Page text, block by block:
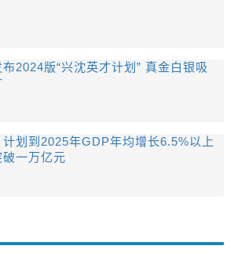
2024版“兴沈英才计划” 真金白银吸
计划到2025年GDP年均增长6.5%以上
破一万亿元